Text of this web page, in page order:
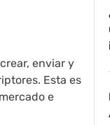
enviar y
Esta es
e